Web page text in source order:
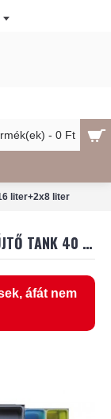
- 0 Ft
liter+2x8 liter
EKOTECH - BEÉPÍTHETŐ HULLADÉKGYŰJTŐ TANK 40 - 1X16 LITER+2X8 LITER
áfát nem